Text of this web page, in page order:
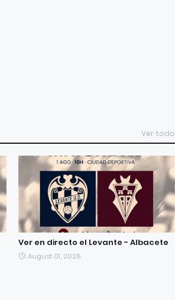
Ver todo
Ver en directo el Levante - Albacete
August 01, 2026